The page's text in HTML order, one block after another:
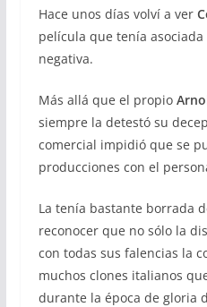
Hace unos días volví a ver
película que tenía
negativa.
Más allá que el propio
siempre la detestó su
comercial impidió que se
producciones con el
La tenía bastante borrada
reconocer que no sólo la
con todas sus falencias la
muchos clones italianos
durante la época de gloria